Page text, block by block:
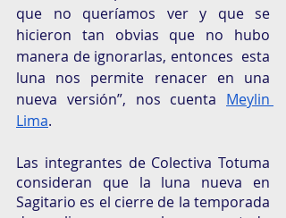
que no queríamos ver y que se
hicieron tan obvias que no hubo
manera de ignorarlas, entonces  esta
luna nos permite renacer en una
nueva versión”, nos cuenta Meylin
Lima.
Las integrantes de Colectiva Totuma
consideran que la luna nueva en
Sagitario es el cierre de la temporada